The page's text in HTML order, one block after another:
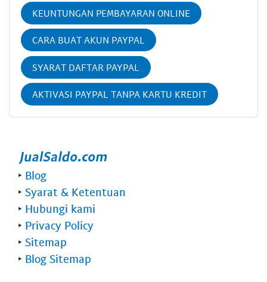
KEUNTUNGAN PEMBAYARAN ONLINE
CARA BUAT AKUN PAYPAL
SYARAT DAFTAR PAYPAL
AKTIVASI PAYPAL TANPA KARTU KREDIT
‣ Blog
‣ Syarat & Ketentuan
‣ Hubungi kami
‣ Privacy Policy
‣ Sitemap
‣ Blog Sitemap